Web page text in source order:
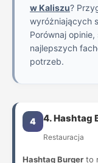
w Kaliszu?
wyróżniających
Porównaj
najlepszych
potrzeb.
4 4. Hashtag
Restauracja
Hashtag Burger to